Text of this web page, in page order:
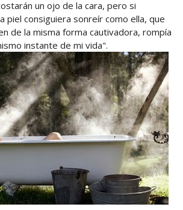
un ojo de la cara, pero si
piel consiguiera sonreír como ella, que
de la misma forma cautivadora, rompía
instante de mi vida".